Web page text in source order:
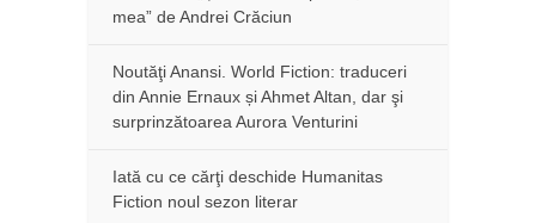
mea” de Andrei Crăciun
Noutăţi Anansi. World Fiction: traduceri
din Annie Ernaux și Ahmet Altan, dar şi
surprinzătoarea Aurora Venturini
Iată cu ce cărţi deschide Humanitas
Fiction noul sezon literar